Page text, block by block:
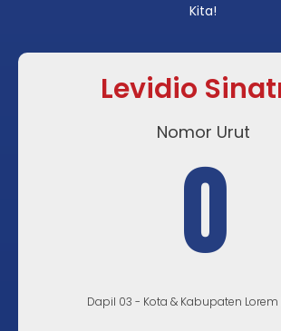
Kita!
Levidio
Nomor Urut
0
Dapil 03 - Kota & Kabupaten